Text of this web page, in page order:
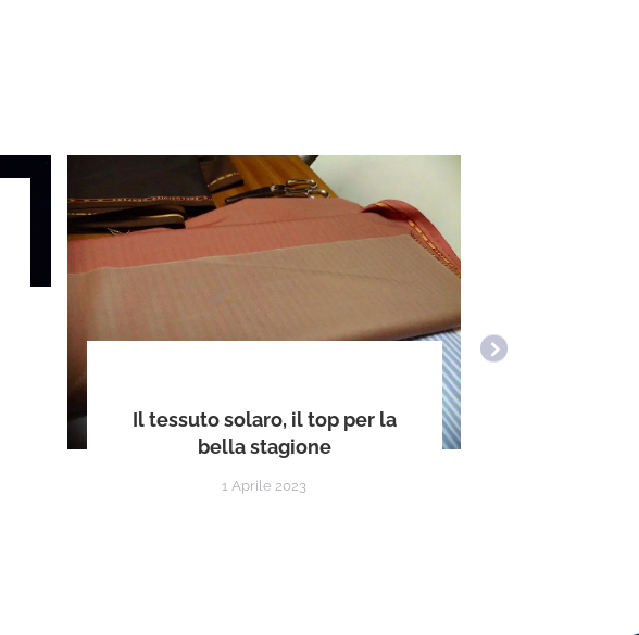
Il tessuto solaro, il top per la
bella stagione
1 Aprile 2023